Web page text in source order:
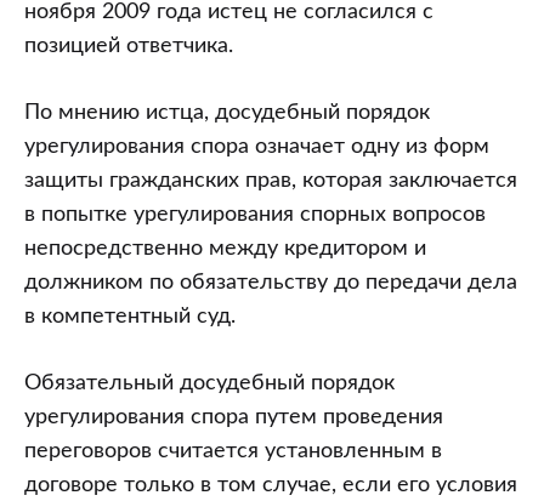
ноября 2009 года истец не согласился с
позицией ответчика.
По мнению истца, досудебный порядок
урегулирования спора означает одну из форм
защиты гражданских прав, которая заключается
в попытке урегулирования спорных вопросов
непосредственно между кредитором и
должником по обязательству до передачи дела
в компетентный суд.
Обязательный досудебный порядок
урегулирования спора путем проведения
переговоров считается установленным в
договоре только в том случае, если его условия